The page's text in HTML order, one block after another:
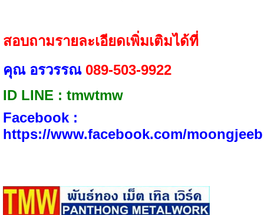
สอบถามรายละเอียดเพิ่มเติมได้ที่
คุณ อรวรรณ 089-503-9922
ID LINE​ : tmwtmw
Facebook :​
https://www.facebook.com/moongjeeb